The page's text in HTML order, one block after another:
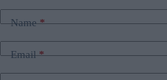
Name*
Email*